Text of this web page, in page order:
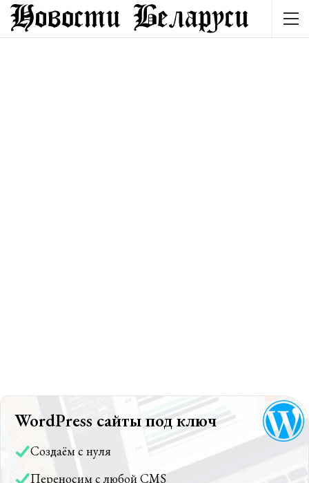
WordPress сайты под ключ
Создаём с нуля
Переносим с любой CMS